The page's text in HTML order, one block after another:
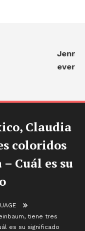
Claudia
coloridos
Cuál es su
tiene tres
es su significado